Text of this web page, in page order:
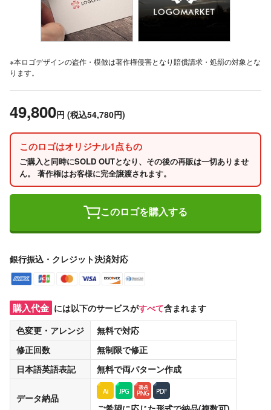
※本ロゴデザインの盗作・模倣は著作権侵害となり賠償請求・処罰の対象とな
ります。
49,800円 (税込54,780円)
このロゴはオリジナル1点もの
ご購入と同時にSOLD OUTとなり、その後の再販は一切ありませ
ん。 著作権はお客様に完全譲渡されます。
このロゴを購入する
銀行振込・クレジット決済対応
購入代金 には以下のサービスがすべて含まれます
色変更・アレンジ
無料で対応
修正回数
無制限で修正
日本語英語表記
無料で両パターン作成
データ納品